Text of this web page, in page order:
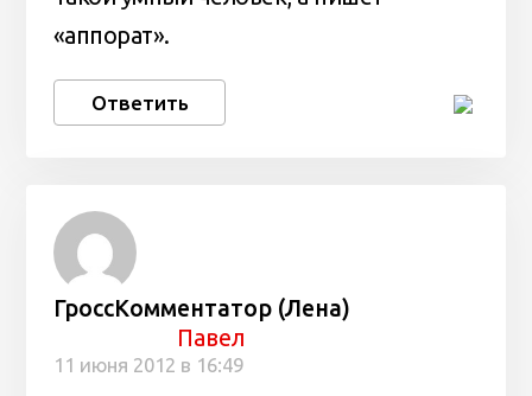
«аппорат».
Ответить
ГроссКомментатор (Лена)
Павел
11 июня 2012 в 16:49